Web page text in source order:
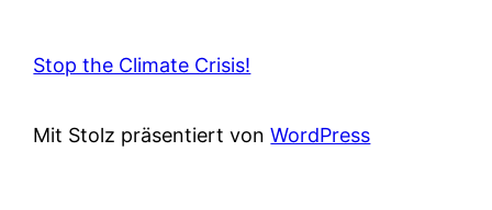
Stop the Climate Crisis!
Mit Stolz präsentiert vonWordPress